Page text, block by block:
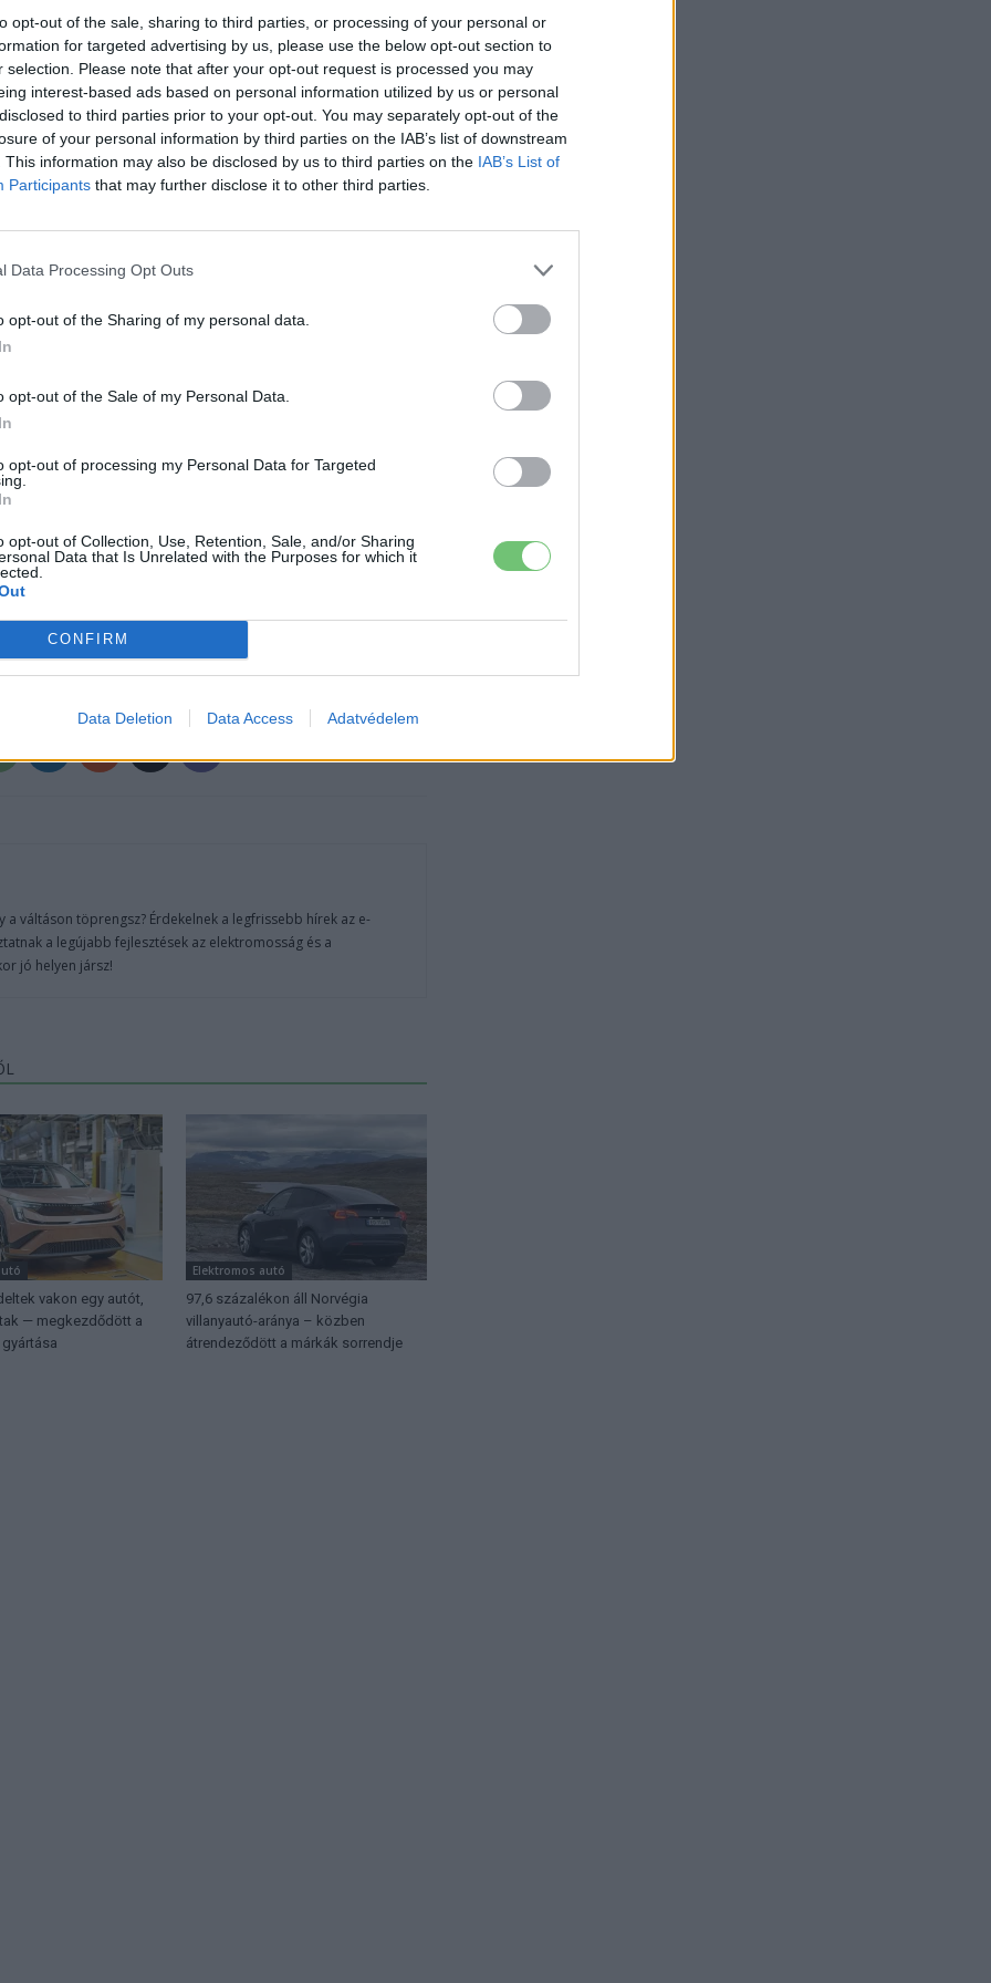
opt-out of the sale, sharing to third parties, or processing of your personal or
for targeted advertising by us, please use the below opt-out section to
selection. Please note that after your opt-out request is processed you may
interest-based ads based on personal information utilized by us or personal
to third parties prior to your opt-out. You may separately opt-out of the
of your personal information by third parties on the IAB’s list of downstream
This information may also be disclosed by us to third parties on the IAB’s List of
Participants that may further disclose it to other third parties.
Data Processing Opt Outs
opt-out of the Sharing of my personal data.
opt-out of the Sale of my Personal Data.
opt-out of processing my Personal Data for Targeted
opt-out of Collection, Use, Retention, Sale, and/or Sharing
Data that Is Unrelated with the Purposes for which it
CONFIRM
Data Deletion Data Access Adatvédelem
kényelmet és használhatóságot ötvözi az EV-
Europe illetékese.– A Honda második tisztán
a márka történetében, és persze az elektromos
kialakításával, gazdag felszereltségével, valamint
követendő példaként áll a jövőbeli Honda
meg tulajdonosaikhoz.
ma Magyarországon újonnan kapható elektromos
t a Google hírfolyamodhoz!
további tartalmakért! ›
Honda e:Ny1
a váltáson töprengsz? Érdekelnek a legfrissebb hírek az e-
a legújabb fejlesztések az elektromosság és a
jó helyen jársz!
vakon egy autót,
— megkezdődött a
Elektromos autó
97,6 százalékon áll Norvégia
villanyautó-aránya – közben
átrendeződött a márkák sorrendje